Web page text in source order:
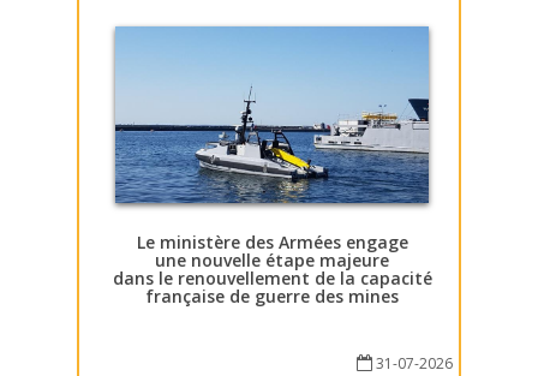
Le ministère des Armées engage
une nouvelle étape majeure
dans le renouvellement de la capacité
française de guerre des mines
31-07-2026